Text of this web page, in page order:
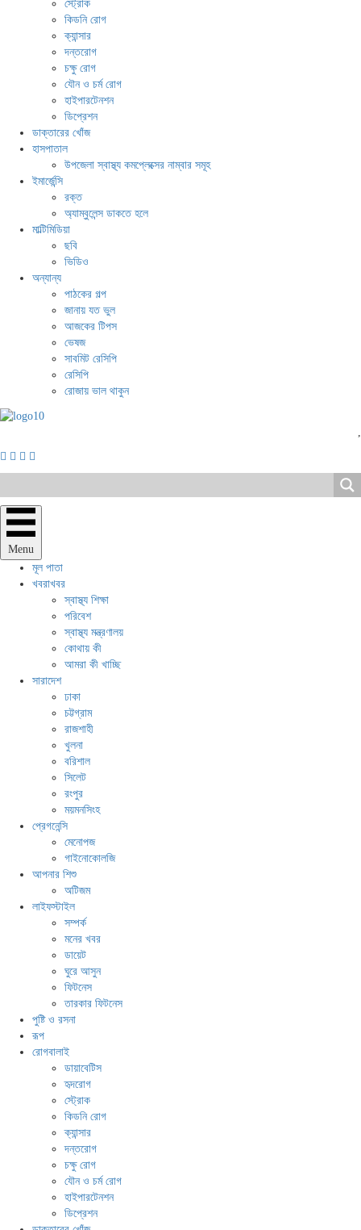
স্ট্রোক
কিডনি রোগ
ক্যান্সার
দন্তরোগ
চক্ষু রোগ
যৌন ও চর্ম রোগ
হাইপারটেনশন
ডিপ্রেশন
ডাক্তারের খোঁজ
হাসপাতাল
উপজেলা স্বাস্থ্য কমপ্লেক্সের নাম্বার সমূহ
ইমার্জেন্সি
রক্ত
অ্যাম্বুলেন্স ডাকতে হলে
মাল্টিমিডিয়া
ছবি
ভিডিও
অন্যান্য
পাঠকের গল্প
জানায় যত ভুল
আজকের টিপস
ভেষজ
সাবমিট রেসিপি
রেসিপি
রোজায় ভাল থাকুন
Menu
মূল পাতা
খবরাখবর
স্বাস্থ্য শিক্ষা
পরিবেশ
স্বাস্থ্য মন্ত্রণালয়
কোথায় কী
আমরা কী খাচ্ছি
সারাদেশ
ঢাকা
চট্টগ্রাম
রাজশাহী
খুলনা
বরিশাল
সিলেট
রংপুর
ময়মনসিংহ
প্রেগনেন্সি
মেনোপজ
গাইনোকোলজি
আপনার শিশু
অটিজম
লাইফস্টাইল
সম্পর্ক
মনের খবর
ডায়েট
ঘুরে আসুন
ফিটনেস
তারকার ফিটনেস
পুষ্টি ও রসনা
রূপ
রোগবালাই
ডায়াবেটিস
হৃদরোগ
স্ট্রোক
কিডনি রোগ
ক্যান্সার
দন্তরোগ
চক্ষু রোগ
যৌন ও চর্ম রোগ
হাইপারটেনশন
ডিপ্রেশন